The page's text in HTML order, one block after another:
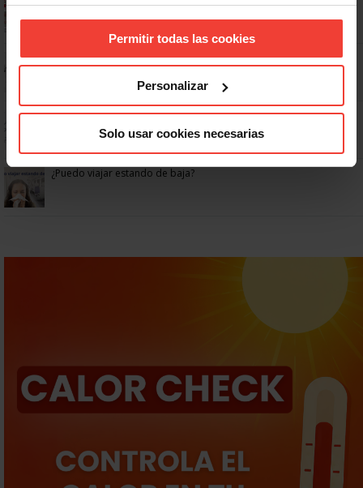
Permitir todas las cookies
Personalizar
Solo usar cookies necesarias
No: si un festivo cae en sábado, no tienen por qué darte un día
libre
Dudas frecuentes sobre las vacaciones
¿Puedo viajar estando de baja?